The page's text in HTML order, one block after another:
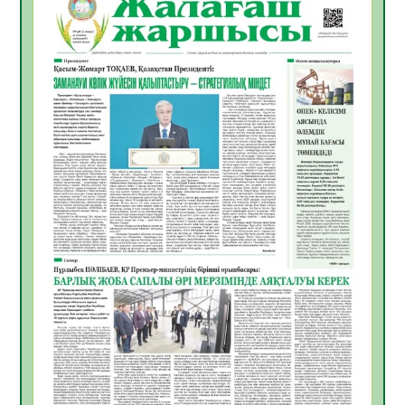
Инфекциялық ауруларға қарсы иммундау
жұмыстарының тиімділігі
06.08.2026
45
Көкжөтел ауруы туралы
06.08.2026
41
АПВ вакцинасы туралы мәлімет
06.08.2026
40
Open Air: Қызылорда облысы полиция
департаменті 20 мыңнан астам
көрерменнің қауіпсіздігін қамтамасыз етті
06.08.2026
53
ҚЫЗЫЛОРДАДА «САНАЛЫ ҰРПАҚ –
ЖАРҚЫН БОЛАШАҚ» АТТЫ КЕҢЕЙТІЛГЕН
МӘЖІЛІС ӨТТІ
05.08.2026
53